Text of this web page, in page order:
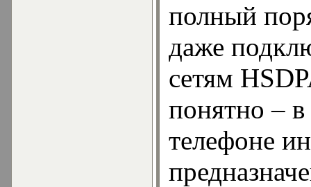
полный
даже
сетям
понятно –
телефоне